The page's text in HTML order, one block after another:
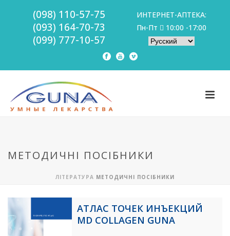
(098) 110-57-75
(093) 164-70-73
(099) 777-10-57
ИНТЕРНЕТ-АПТЕКА:
Пн-Пт
10:00 -17:00
МЕТОДИЧНІ ПОСІБНИКИ
ЛІТЕРАТУРА МЕТОДИЧНІ ПОСІБНИКИ
АТЛАС ТОЧЕК ИНЪЕКЦИЙ
MD COLLAGEN GUNA